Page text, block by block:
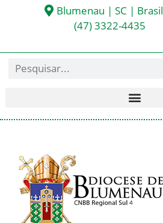
Blumenau | SC | Brasil
(47) 3322-4435